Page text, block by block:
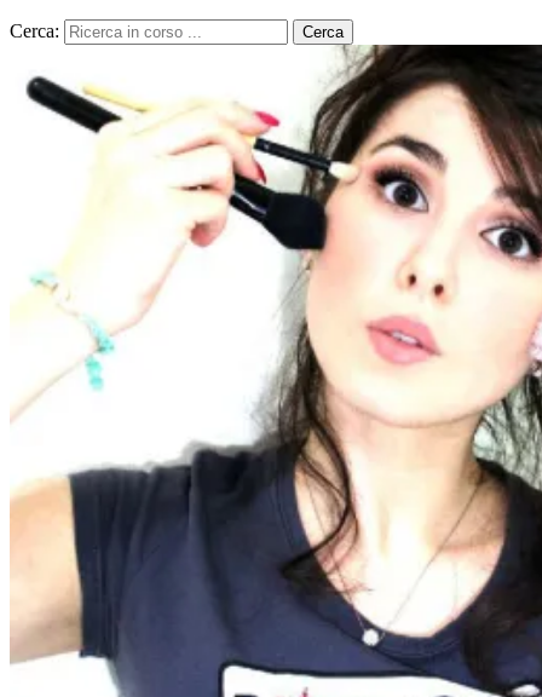
Cerca: Cerca